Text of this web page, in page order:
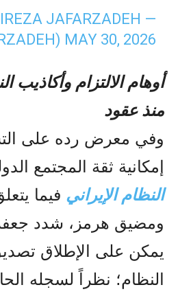
JAFARZADEH
MAY 30, 2026
أوهام الالتزام وأكاذيب
منذ عقود
وفي معرض رده على
إمكانية ثقة المجتمع
النظام الإيراني فيما
ومضيق هرمز، شدد جعفر
يمكن على الإطلاق
النظام؛ نظراً لسجله